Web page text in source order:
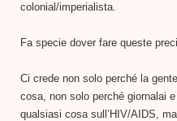
colonial/imperialista.
Fa specie dover fare queste
Ci crede non solo perché la
cosa, non solo perché giornalai
qualsiasi cosa sull’HIV/AIDS,